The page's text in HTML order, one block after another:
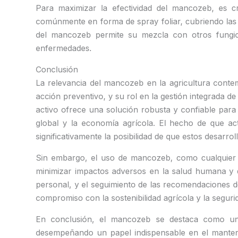
Para maximizar la efectividad del mancozeb, es
comúnmente en forma de spray foliar, cubriendo
del mancozeb permite su mezcla con otros
enfermedades.
Conclusión
La relevancia del mancozeb en la agricultura
acción preventivo, y su rol en la gestión integrada
activo ofrece una solución robusta y confiable
global y la economía agrícola. El hecho de que
significativamente la posibilidad de que estos
Sin embargo, el uso de mancozeb, como
minimizar impactos adversos en la salud humana
personal, y el seguimiento de las recomendaciones
compromiso con la sostenibilidad agrícola y la
En conclusión, el mancozeb se destaca como
desempeñando un papel indispensable en el